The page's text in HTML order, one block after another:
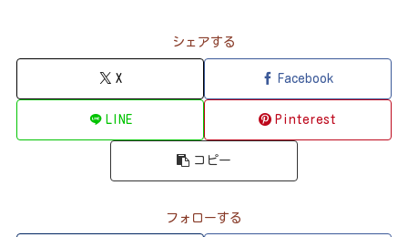
シェアする
X Facebook
LINE Pinterest
コピー
フォローする